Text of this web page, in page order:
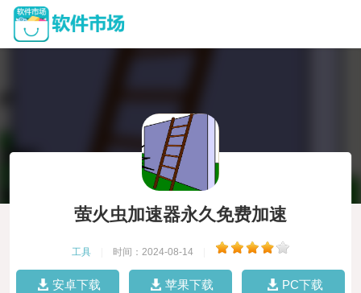
萤火虫加速器永久免费加速
工具 时间：2024-08-14
安卓下载 苹果下载 PC下载